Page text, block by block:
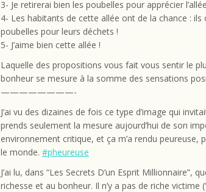
3- Je retirerai bien les poubelles pour apprécier l’allée
4- Les habitants de cette allée ont de la chance :
poubelles pour leurs déchets !
5- J’aime bien cette allée !
Laquelle des propositions vous fait vous sentir le
bonheur se mesure à la somme des sensations
————————-
J’ai vu des dizaines de fois ce type d’image qui
prends seulement la mesure aujourd’hui de son
environnement critique, et ça m’a rendu peureuse,
le monde. #pheureuse
J’ai lu, dans “Les Secrets D’un Esprit Millionnaire”,
richesse et au bonheur. Il n’y a pas de riche victime